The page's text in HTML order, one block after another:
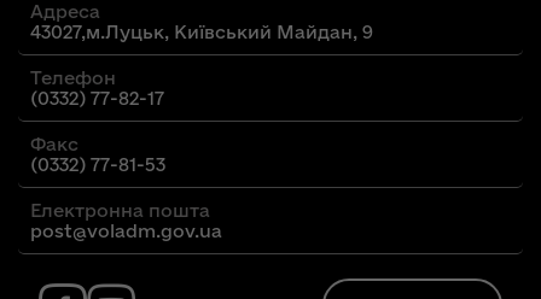
Адреса
43027,м.Луцьк, Київський Майдан, 9
Телефон
(0332) 77-82-17
Факс
(0332) 77-81-53
Електронна пошта
post@voladm.gov.ua